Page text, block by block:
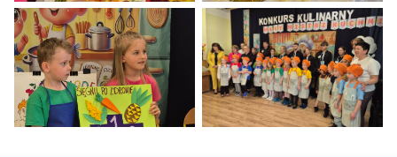
Pokaż
zdjęcie
1
z
galerii.
Pokaż
zdjęcie
2
z
galerii.